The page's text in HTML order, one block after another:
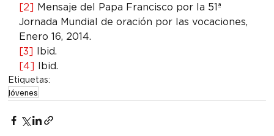
[2] Mensaje del Papa Francisco por la 51ª
Jornada Mundial de oración por las vocaciones,
Enero 16, 2014.
[3] Ibid.
[4] Ibid.
Etiquetas:
Jóvenes